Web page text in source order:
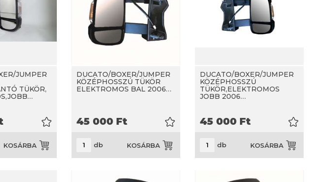
JUMPER
TÜKÖR,
KOSÁRBA
DUCATO/BOXER/JUMPER
KÖZÉPHOSSZÚ TÜKÖR
ELEKTROMOS BAL 2006…
45 000 Ft
db KOSÁRBA
DUCATO/BOXER/JUMPER
KÖZÉPHOSSZÚ
TÜKÖR,ELEKTROMOS
JOBB 2006…
45 000 Ft
db KOSÁRBA